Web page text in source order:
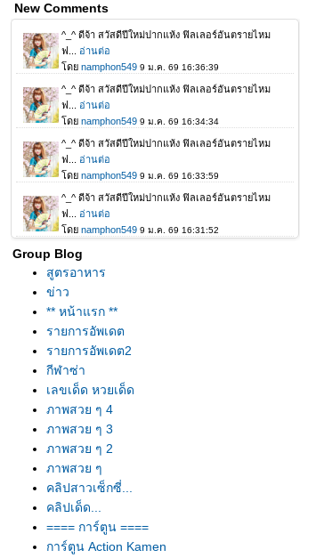
New Comments
Group Blog
สูตรอาหาร
ข่าว
** หน้าแรก **
รายการอัพเดต
รายการอัพเดต2
กีฬาซ่า
เลขเด็ด หวยเด็ด
ภาพสวย ๆ 4
ภาพสวย ๆ 3
ภาพสวย ๆ 2
ภาพสวย ๆ
คลิปสาวเซ็กซี่...
คลิปเด็ด...
==== การ์ตูน ====
การ์ตูน Action Kamen